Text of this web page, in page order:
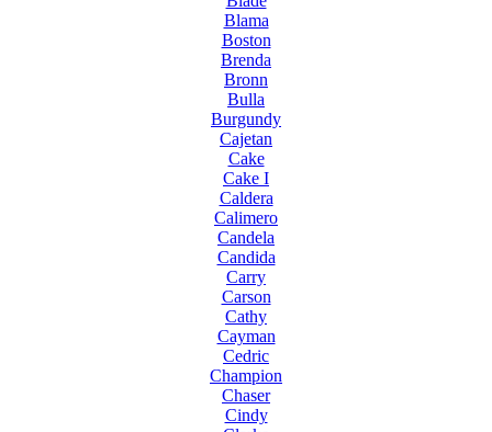
Blama
Boston
Brenda
Bronn
Bulla
Burgundy
Cajetan
Cake
Cake I
Caldera
Calimero
Candela
Candida
Carry
Carson
Cathy
Cayman
Cedric
Champion
Chaser
Cindy